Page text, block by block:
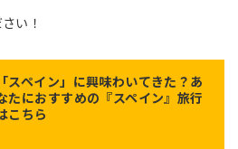
い！
「スペイン」に興味わいてきた？あ
たにおすすめの『スペイン』旅行
こちら